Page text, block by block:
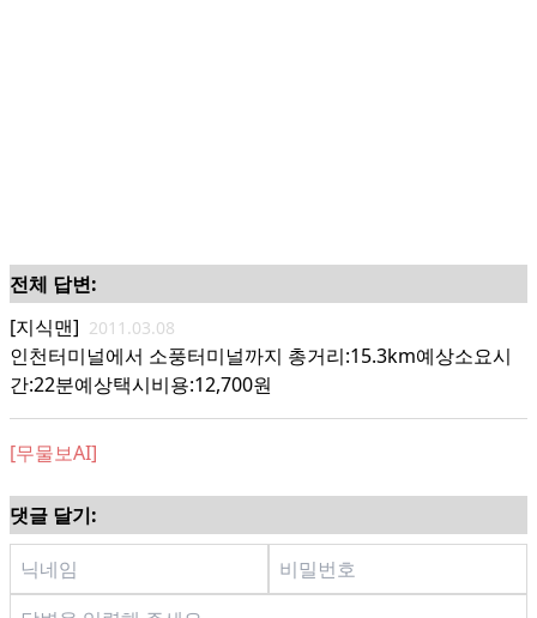
전체 답변:
[지식맨] 2011.03.08
인천터미널에서 소풍터미널까지 총거리:15.3km예상소요시
간:22분예상택시비용:12,700원
[무물보AI]
댓글 달기: